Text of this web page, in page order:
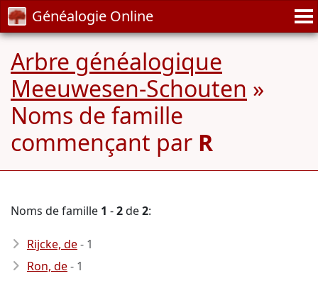
Généalogie Online
Arbre généalogique
Meeuwesen-Schouten »
Noms de famille
commençant par R
Noms de famille 1 -2de2:
Rijcke, de- 1
Ron, de- 1